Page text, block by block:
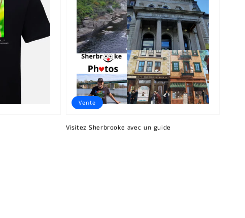
Visitez Sherbrooke avec un guide
Vente